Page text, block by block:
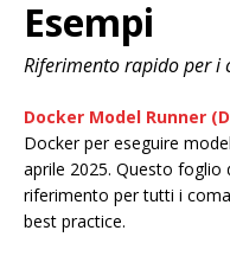
Esempi
Riferimento rapido per i
Docker Model Runner
Docker per eseguire
aprile 2025. Questo
riferimento per tutti i
best practice.